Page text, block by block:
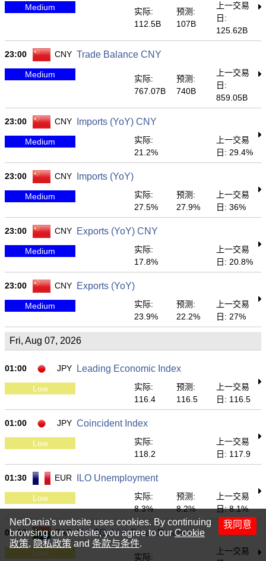
Medium
实际:
112.5B
预测:
107B
上一交易
日:
125.62B
23:00 CNY Trade Balance CNY
Medium
实际:
767.07B
预测:
740B
上一交易
日:
859.05B
23:00 CNY Imports (YoY) CNY
Medium
实际:
21.2%
上一交易
日: 29.4%
23:00 CNY Imports (YoY)
Medium
实际:
27.5%
预测:
27.9%
上一交易
日: 36%
23:00 CNY Exports (YoY) CNY
Medium
实际:
17.8%
上一交易
日: 20.8%
23:00 CNY Exports (YoY)
Medium
实际:
23.9%
预测:
22.2%
上一交易
日: 27%
Fri, Aug 07, 2026
01:00 JPY Leading Economic Index
Low
实际:
116.4
预测:
116.5
上一交易
日: 116.5
01:00 JPY Coincident Index
Low
实际:
118.2
上一交易
日: 117.9
01:30 EUR ILO Unemployment
Low
实际:
8.3%
预测:
8.2%
上一交易
日: 8.1%
02:00 ZAR Net $Gold & Forex Reserve
Low 实际:
上一交易
我同意
NetDania's website uses cookies. By continuing
browsing our website, you agree to ourCookie
政策, 隐私政策 and 条款与条件.